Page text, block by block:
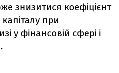
знизитися коефіцієнт
при
у фінансовій сфері і